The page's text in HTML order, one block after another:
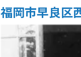
福岡市早良区